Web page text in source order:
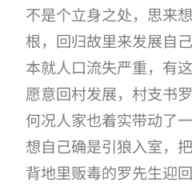
不是个立身之处，思来
根，回归故里来发展自
本就人口流失严重，有
愿意回村发展，村支书
何况人家也着实带动了
想自己确是引狼入室，
背地里贩毒的罗先生迎